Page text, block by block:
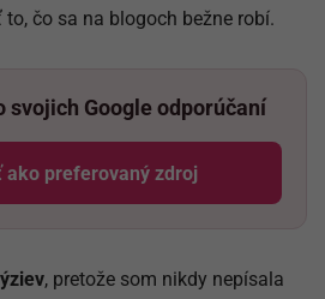
čo sa na blogoch bežne robí.
svojich Google odporúčaní
ako preferovaný zdroj
Odzadu, odkaz sa otvorí v
, pretože som nikdy nepísala